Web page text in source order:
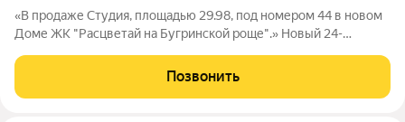
«В продаже Студия, площадью 29.98, под номером 44 в новом
Доме ЖК "Расцветай на Бугринской роще".» Новый 24-
микрорайоне Бугринская роща на ул. Оловозаводской.
Вдохновляющие виды открываются на водную
Позвонить